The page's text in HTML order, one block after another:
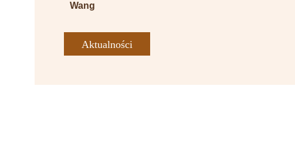
Wang
Aktualności